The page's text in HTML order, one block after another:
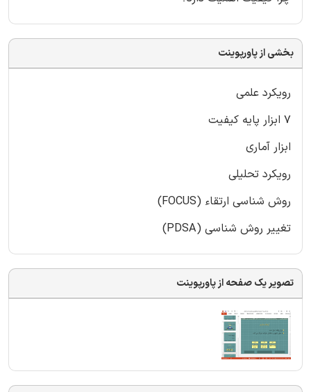
بخشی از پاورپوینت
رویکرد علمی
7 ابزار پایه کیفیت
ابزار آماری
رویکرد تحلیلی
روش شناسی ارتقاء (FOCUS)
تغییر روش شناسی (PDSA)
تصویر یک صفحه از پاورپوینت